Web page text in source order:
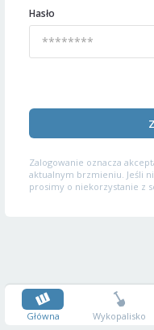
Hasło
Zalogowanie oznacza
aktualnym brzmieniu. Jeśli
prosimy o niekorzystanie z
Główna Wykopalisko